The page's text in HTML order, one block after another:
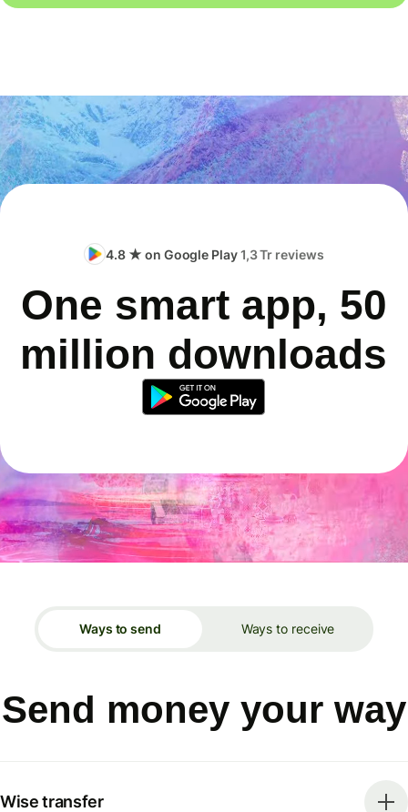
4.8 ★ on Google Play1,3 Tr reviews
One smart app, 50
million downloads
Ways to send Ways to receive
Send money your way
Wise transfer